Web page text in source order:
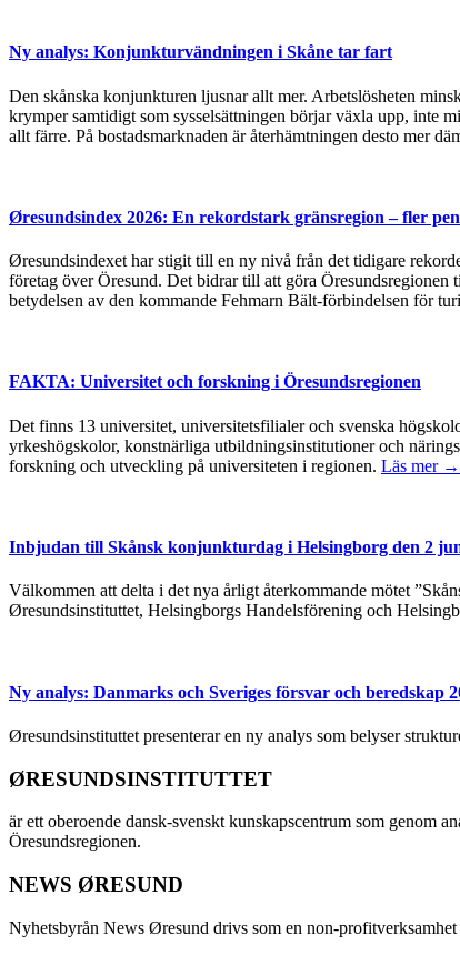
Ny analys: Konjunkturvändningen i Skåne tar fart
Den skånska konjunkturen ljusnar allt mer. Arbetslösheten
krymper samtidigt som sysselsättningen börjar växla upp, inte
allt färre. På bostadsmarknaden är återhämtningen desto mer
Øresundsindex 2026: En rekordstark gränsregion – fler
Øresundsindexet har stigit till en ny nivå från det tidigare
företag över Öresund. Det bidrar till att göra Öresundsregionen
betydelsen av den kommande Fehmarn Bält-förbindelsen för
FAKTA: Universitet och forskning i Öresundsregionen
Det finns 13 universitet, universitetsfilialer och svenska
yrkeshögskolor, konstnärliga utbildningsinstitutioner och
forskning och utveckling på universiteten i regionen. Läs mer →
Inbjudan till Skånsk konjunkturdag i Helsingborg den 2
Välkommen att delta i det nya årligt återkommande mötet
Øresundsinstituttet, Helsingborgs Handelsförening och
Ny analys: Danmarks och Sveriges försvar och beredskap
Øresundsinstituttet presenterar en ny analys som belyser
ØRESUNDSINSTITUTTET
är ett oberoende dansk-svenskt kunskapscentrum som genom
Öresundsregionen.
NEWS ØRESUND
Nyhetsbyrån News Øresund drivs som en non-